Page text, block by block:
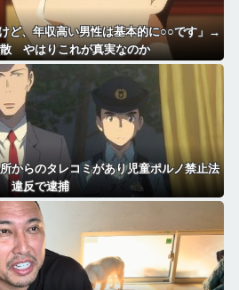
ど、年収高い男性は基本的に○○です」→
やはりこれが真実なのか
からのタレコミがあり児童ポルノ禁止法
違反で逮捕